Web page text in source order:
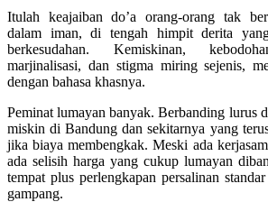
Itulah keajaiban do’a orang-orang tak
dalam iman, di tengah himpit derita
berkesudahan. Kemiskinan,
marjinalisasi, dan stigma miring sejenis,
dengan bahasa khasnya.
Peminat lumayan banyak. Berbanding lurus
miskin di Bandung dan sekitarnya yang
jika biaya membengkak. Meski ada
ada selisih harga yang cukup lumayan
tempat plus perlengkapan persalinan
gampang.